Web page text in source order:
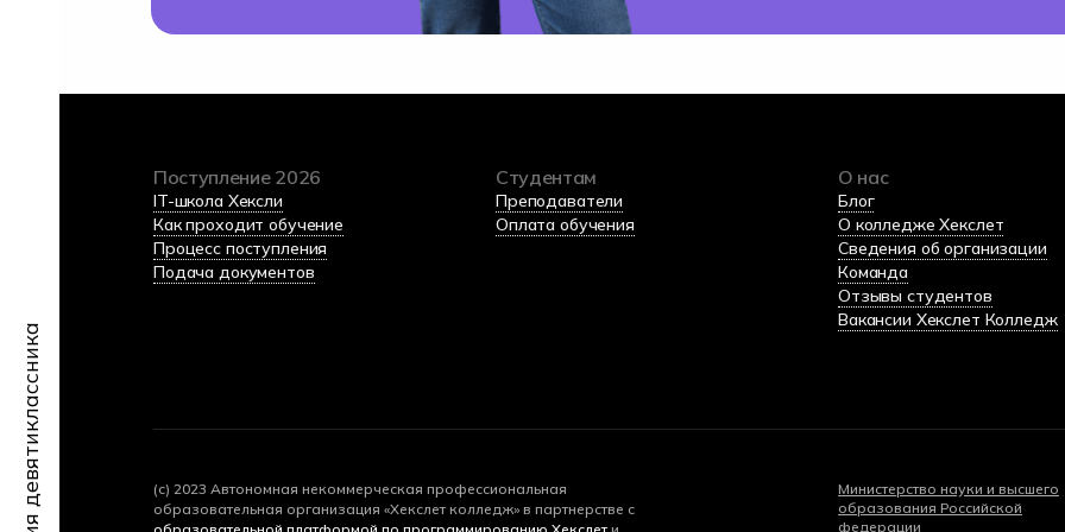
(c) 2023 Автономная некоммерческая профессиональная
образовательная организация «Хекслет колледж» в партнерстве с
О нас
Блог
О колледже Хекслет
Сведения об организации
Команда
Отзывы студентов
Вакансии Хекслет Колледж
Студентам
Преподаватели
Оплата обучения
Поступление 2026
IT-школа Хексли
Как проходит обучение
Процесс поступления
Подача документов
Министерство науки и высшего
образования Российской
федерации